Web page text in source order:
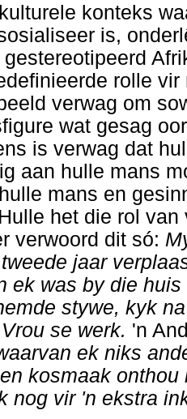
konteks
is,
gestereotipeerd
rolle
verwag om
wat gesag
is verwag dat
aan hulle mans
mans en
het die rol
verwoord dit só:
jaar
ek was by die
stywe, kyk
se werk. 'n
ek niks
kosmaak
nog vir 'n ekstra